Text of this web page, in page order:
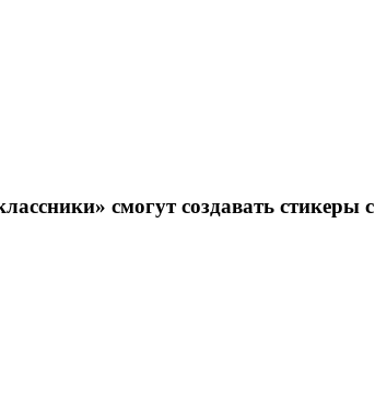
смогут создавать стикеры